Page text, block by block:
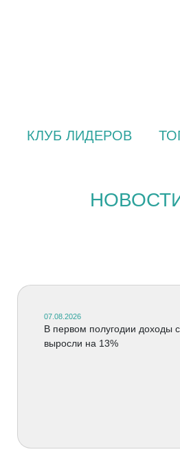
КЛУБ ЛИДЕРОВ
07.08.2026
В первом полугодии доходы
выросли на 13%